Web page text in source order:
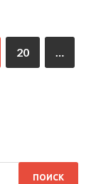
20 …